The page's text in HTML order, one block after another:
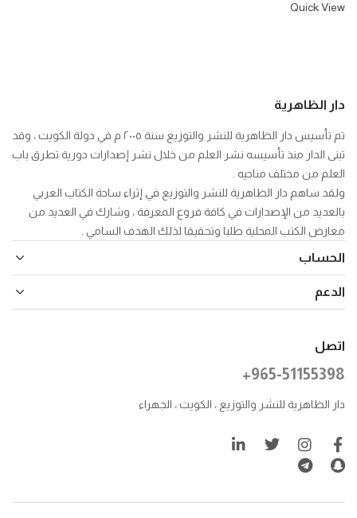
Quick View
دار الظاهرية
تم تأسيس دار الظاهرية للنشر والتوزيع سنة ٢٠٠٥ م في دولة الكويت ، وقد
تبنى الدار منذ تأسيسه نشر العلم من خلال نشر إصدارات دورية تطرق باب
العلم من مختلف مناحيه .
ولقد ساهم دار الظاهرية للنشر والتوزيع في إثراء ساحة الكتاب العربي
بالعديد من الإصدارات في كافة فروع المعرفة ، وشارك في العديد من
معارض الكتب المحلية طلبا وتحقيقا لذلك الهدف السامي .
الحساب
الدعم
اتصل
+965-51155398
دار الظاهرية للنشر والتوزيع ، الكويت ، الجهراء